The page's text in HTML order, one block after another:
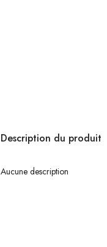
Description du produit
Aucune description